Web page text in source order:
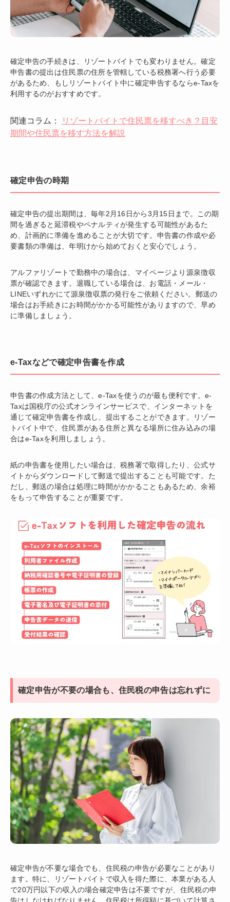
確定申告の手続きは、リゾートバイトでも変わりません。確定
申告書の提出は住民票の住所を管轄している税務署へ行う必要
があるため、もしリゾートバイト中に確定申告するならe-Taxを
利用するのがおすすめです。
関連コラム：
リゾートバイトで住民票を移すべき？目安
期間や住民票を移す方法を解説
確定申告の時期
確定申告の提出期間は、毎年2月16日から3月15日まで。この期
間を過ぎると延滞税やペナルティが発生する可能性があるた
め、計画的に準備を進めることが大切です。申告書の作成や必
要書類の準備は、年明けから始めておくと安心でしょう。
アルファリゾートで勤務中の場合は、マイページより源泉徴収
票が確認できます。退職している場合は、お電話・メール・
LINEいずれかにて源泉徴収票の発行をご依頼ください。郵送の
場合はお手続きにお時間がかかる可能性がありますので、早め
に準備しましょう。
e-Taxなどで確定申告書を作成
申告書の作成方法として、e-Taxを使うのが最も便利です。e-
Taxは国税庁の公式オンラインサービスで、インターネットを
通じて確定申告書を作成し、提出することができます。リゾー
トバイト中で、住民票がある住所と異なる場所に住み込みの場
合はe-Taxを利用しましょう。
紙の申告書を使用したい場合は、税務署で取得したり、公式サ
イトからダウンロードして郵送で提出することも可能です。た
だし、郵送の場合は処理に時間がかかることもあるため、余裕
をもって申告することが重要です。
確定申告が不要の場合も、住民税の申告は忘れずに
確定申告が不要な場合でも、住民税の申告が必要なことがあり
ます。特に、リゾートバイトで収入を得た際に、本業がある人
で20万円以下の収入の場合確定申告は不要ですが、住民税の申
告はしなければなりません。住民税は所得額に基づいて計算さ